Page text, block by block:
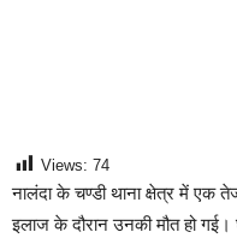
Views: 74
नालंदा के चण्डी थाना क्षेत्र में एक
इलाज के दौरान उनकी मौत हो गई।